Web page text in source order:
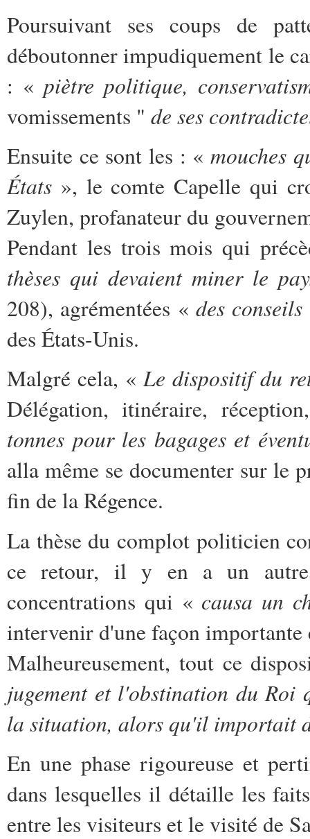
Poursuivant ses coups de
déboutonner impudiquement le
: « piètre politique,
vomissements " de ses
Ensuite ce sont les : « mouches
États », le comte Capelle qui
Zuylen, profanateur du
Pendant les trois mois qui
thèses qui devaient miner le
208), agrémentées « des conseils
des États-Unis.
Malgré cela, «Le dispositif du
Délégation, itinéraire,
tonnes pour les bagages et
alla même se documenter sur le
fin de la Régence.
La thèse du complot politicien
ce retour, il y en a un
concentrations qui « causa un
intervenir d'une façon importante
Malheureusement, tout ce
jugement et l'obstination du Roi
la situation, alors qu'il importait
En une phase rigoureuse et
dans lesquelles il détaille les
entre les visiteurs et le visité de